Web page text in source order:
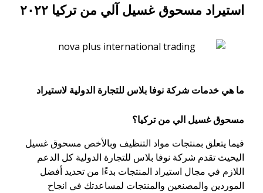
استيراد مسحوق غسيل آلي من تركيا ٢٠٢٢
ما هي خدمات شركة نوفا بلاس للتجارة الدولية لاستيراد
مسحوق غسيل الي من تركيا؟
فيما يتعلق بمنتجات مواد التنظيف وبالأخص مسحوق غسيل
اليحيث تقدم شركة نوفا بلاس للتجارة الدولية كل الدعم
اللازم في مجال استيراد المنتجات بدءًا من تحديد أفضل
الموردين والمصنعين والمنتجات لمساعدتك في انجاح